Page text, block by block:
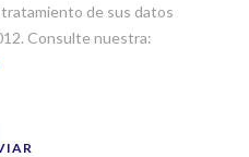
de sus datos
Consulte nuestra: